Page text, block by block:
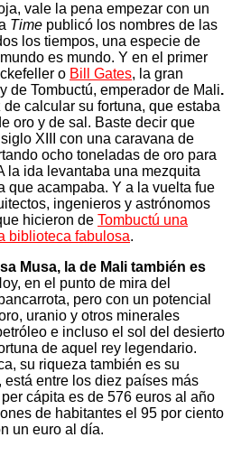
vale la pena empezar con un
Time publicó los nombres de las
los tiempos, una especie de
es mundo. Y en el primer
o Bill Gates, la gran
de Tombuctú, emperador de Mali.
calcular su fortuna, que estaba
oro y de sal. Baste decir que
XIII con una caravana de
ocho toneladas de oro para
la ida levantaba una mezquita
que acampaba. Y a la vuelta fue
ingenieros y astrónomos
hicieron de Tombuctú una
biblioteca fabulosa.
Musa, la de Mali también es
en el punto de mira del
pero con un potencial
uranio y otros minerales
e incluso el sol del desierto
de aquel rey legendario.
su riqueza también es su
entre los diez países más
cápita es de 576 euros al año
de habitantes el 95 por ciento
un euro al día.